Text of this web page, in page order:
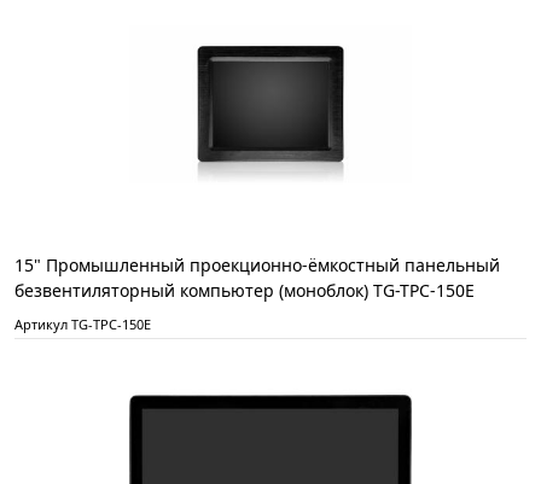
15" Промышленный проекционно-ёмкостный панельный
безвентиляторный компьютер (моноблок) TG-TPC-150E
Артикул TG-TPC-150E